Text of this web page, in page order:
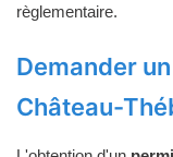
règlementaire.
Demander
Château-